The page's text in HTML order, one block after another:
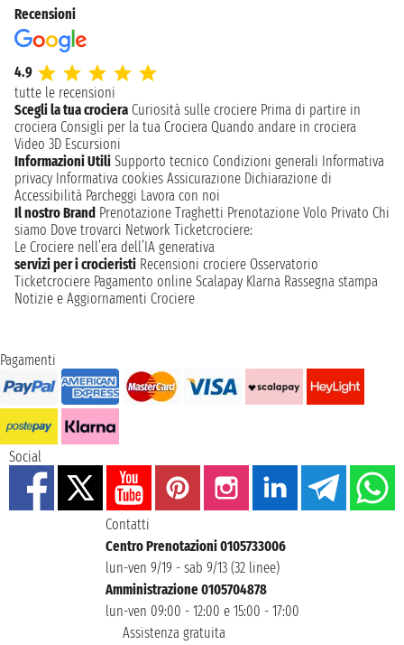
Recensioni
4.9
tutte le recensioni
Scegli la tua crociera Curiosità sulle crociere Prima di partire in
crociera Consigli per la tua Crociera Quando andare in crociera
Video 3D Escursioni
Informazioni Utili Supporto tecnico Condizioni generali Informativa
privacy Informativa cookies Assicurazione Dichiarazione di
Accessibilità Parcheggi Lavora con noi
Il nostro Brand Prenotazione Traghetti Prenotazione Volo Privato Chi
siamo Dove trovarci Network Ticketcrociere:
Le Crociere nell’era dell’IA generativa
servizi per i crocieristi Recensioni crociere Osservatorio
Ticketcrociere Pagamento online Scalapay Klarna Rassegna stampa
Notizie e Aggiornamenti Crociere
Pagamenti
Social
Contatti
Centro Prenotazioni 0105733006
lun-ven 9/19 - sab 9/13 (32 linee)
Amministrazione 0105704878
lun-ven 09:00 - 12:00 e 15:00 - 17:00
Assistenza gratuita